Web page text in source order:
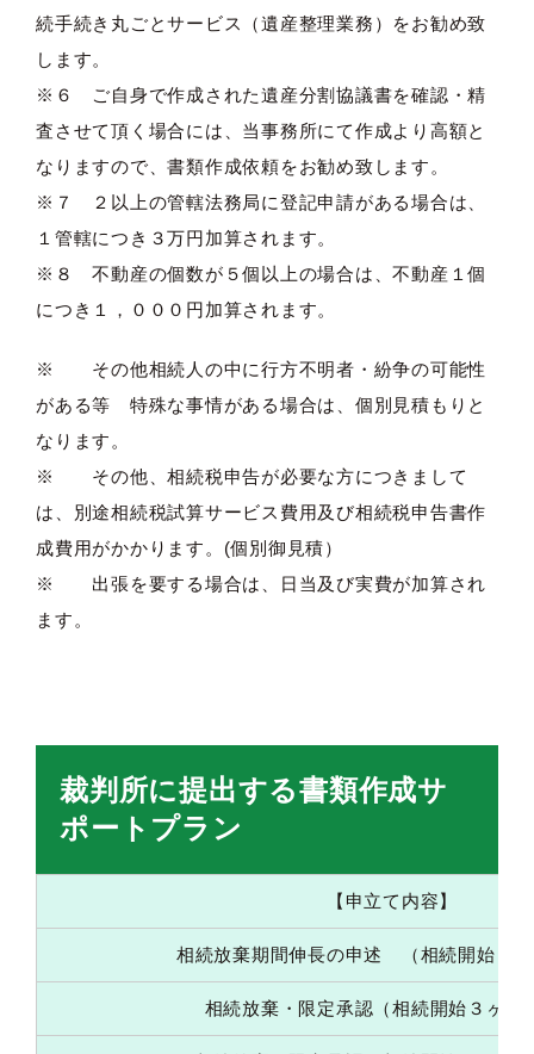
続手続き丸ごとサービス（遺産整理業務）をお勧め致
します。
※６ ご自身で作成された遺産分割協議書を確認・精
査させて頂く場合には、当事務所にて作成より高額と
なりますので、書類作成依頼をお勧め致します。
※７ ２以上の管轄法務局に登記申請がある場合は、
１管轄につき３万円加算されます。
※８ 不動産の個数が５個以上の場合は、不動産１個
につき１，０００円加算されます。
※ その他相続人の中に行方不明者・紛争の可能性
がある等 特殊な事情がある場合は、個別見積もりと
なります。
※ その他、相続税申告が必要な方につきまして
は、別途相続税試算サービス費用及び相続税申告書作
成費用がかかります。(個別御見積）
※ 出張を要する場合は、日当及び実費が加算され
ます。
裁判所に提出する書類作成サ
ポートプラン
【申立て内容】
相続放棄期間伸長の申述 （相続開始３
相続放棄・限定承認（相続開始３ヶ月